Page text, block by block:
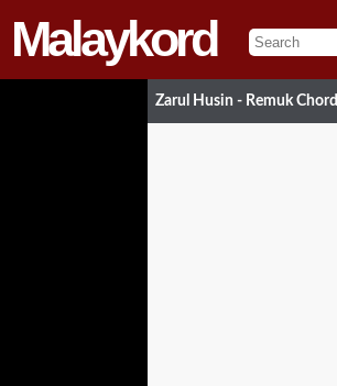
Malaykord
Zarul Husin - Remuk Chord